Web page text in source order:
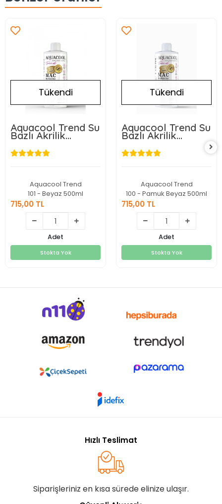
Tükendi
Aquacool Trend Su
Bazlı Akrilik
Dönüşüm Boyası
101 Beyaz 500ml
Aquacool Trend
101 - Beyaz 500ml
715,00 TL
715,00 TL
Stokta Yok
Adet
Stokta Yok
Tükendi
Aquacool Trend Su
Bazlı Akrilik
Dönüşüm Boyası
100 Pamuk Beyaz
500ml
Aquacool Trend
100 - Pamuk Beyaz 500ml
715,00 TL
715,00 TL
Stokta Yok
Adet
Stokta Yok
Hızlı Teslimat
Siparişleriniz en kısa sürede elinize ulaşır.